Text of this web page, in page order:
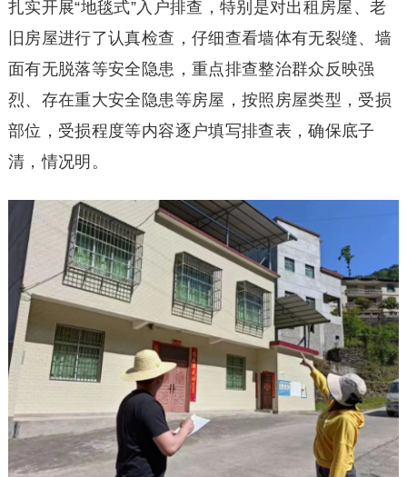
扎实开展“地毯式”入户排查，特别是对出租房屋、老
旧房屋进行了认真检查，仔细查看墙体有无裂缝、墙
面有无脱落等安全隐患，重点排查整治群众反映强
烈、存在重大安全隐患等房屋，按照房屋类型，受损
部位，受损程度等内容逐户填写排查表，确保底子
清，情况明。